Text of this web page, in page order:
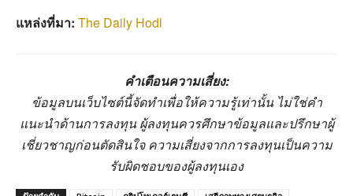
แหล่งที่มา: The Daily Hodl
คำเตือนความเสี่ยง:
ข้อมูลบนเว็บไซต์นี้จัดทำเพื่อให้ความรู้เท่านั้น ไม่ใช่คำ
แนะนำด้านการลงทุน ผู้ลงทุนควรศึกษาข้อมูลและปรึกษาผู้
เชี่ยวชาญก่อนตัดสินใจ ความเสี่ยงจากการลงทุนเป็นความ
รับผิดชอบของผู้ลงทุนเอง